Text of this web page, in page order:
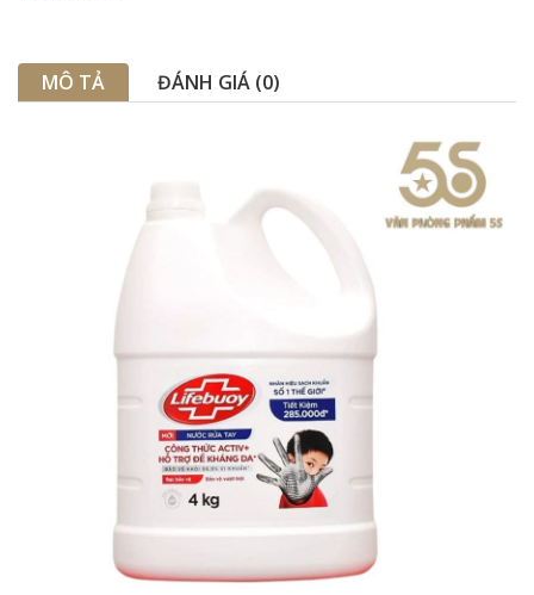
MÔ TẢ ĐÁNH GIÁ (0)